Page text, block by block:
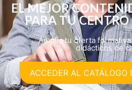
EL MEJOR
PARA TU CENTRO
Amplía tu oferta formativa
didácticos de
ACCEDER AL CATÁLOGO